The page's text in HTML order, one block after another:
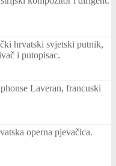
hrvatski svjetski putnik,
i putopisac.
Laveran, francuski
operna pjevačica.